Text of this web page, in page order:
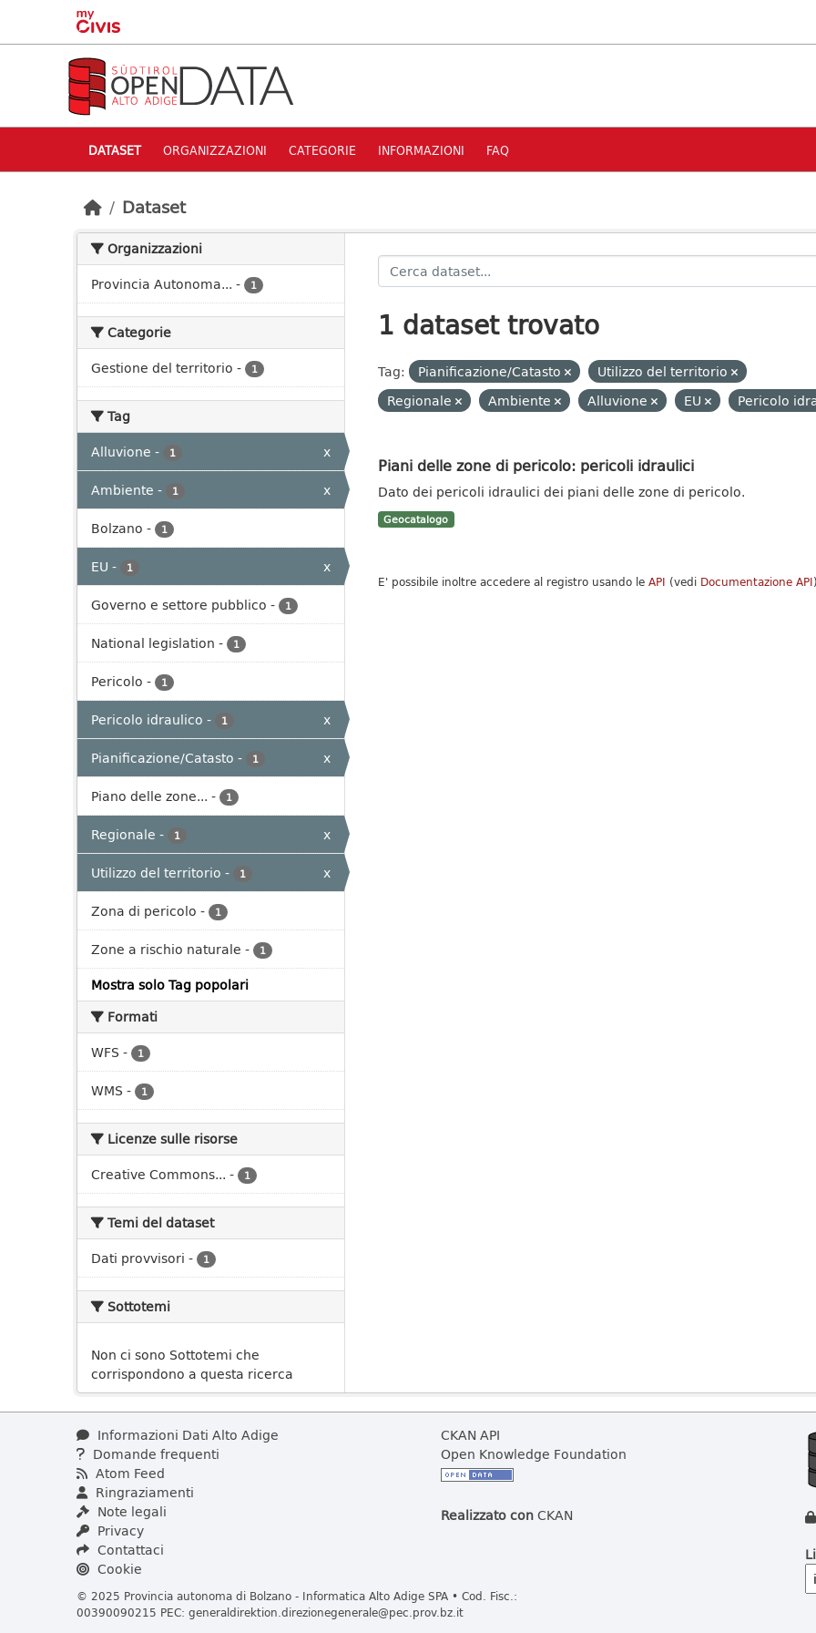
Skip to main content
DATASET ORGANIZZAZIONI CATEGORIE INFORMAZIONI FAQ
Dataset
Organizzazioni
Provincia Autonoma... - 1
Categorie
Gestione del territorio - 1
Tag
Alluvione - 1
x
Ambiente - 1
x
Bolzano - 1
EU - 1
x
Governo e settore pubblico - 1
National legislation - 1
Pericolo - 1
Pericolo idraulico - 1
x
Pianificazione/Catasto - 1
x
Piano delle zone... - 1
Regionale - 1
x
Utilizzo del territorio - 1
x
Zona di pericolo - 1
Zone a rischio naturale - 1
Mostra solo Tag popolari
Formati
WFS - 1
WMS - 1
Licenze sulle risorse
Creative Commons... - 1
Temi del dataset
Dati provvisori - 1
Sottotemi
Non ci sono Sottotemi che
corrispondono a questa ricerca
1 dataset trovato
Tag: Pianificazione/Catasto
Utilizzo del territorio
Regionale
Ambiente Alluvione EU Pericolo
Piani delle zone di pericolo: pericoli idraulici
Dato dei pericoli idraulici dei piani delle zone di pericolo.
Geocatalogo
E' possibile inoltre accedere al registro usando le API (vedi Documentazione API
Informazioni Dati Alto Adige
Domande frequenti
Atom Feed
Ringraziamenti
Note legali
Privacy
Contattaci
Cookie
© 2025 Provincia autonoma di Bolzano - Informatica Alto Adige SPA • Cod. Fisc.:
00390090215 PEC: generaldirektion.direzionegenerale@pec.prov.bz.it
CKAN API
Open Knowledge Foundation
Realizzato conCKAN